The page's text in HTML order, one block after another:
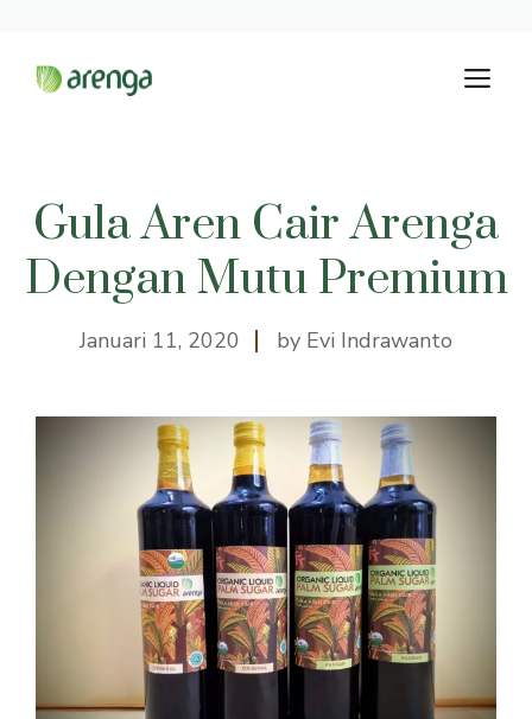
Gula Aren Cair Arenga
Dengan Mutu Premium
Januari 11, 2020 by Evi Indrawanto